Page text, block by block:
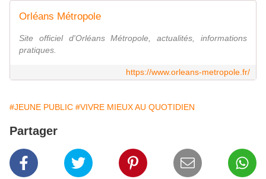
Orléans Métropole
Site officiel d'Orléans Métropole, actualités, informations
pratiques.
https://www.orleans-metropole.fr/
#JEUNE PUBLIC #VIVRE MIEUX AU QUOTIDIEN
Partager